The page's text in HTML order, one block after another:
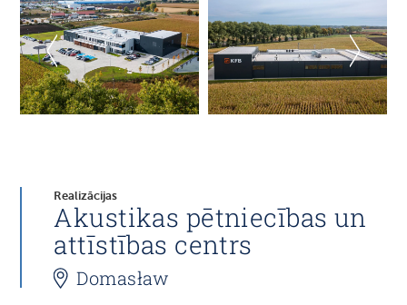
Realizācijas
Akustikas pētniecības un
attīstības centrs
Domasław